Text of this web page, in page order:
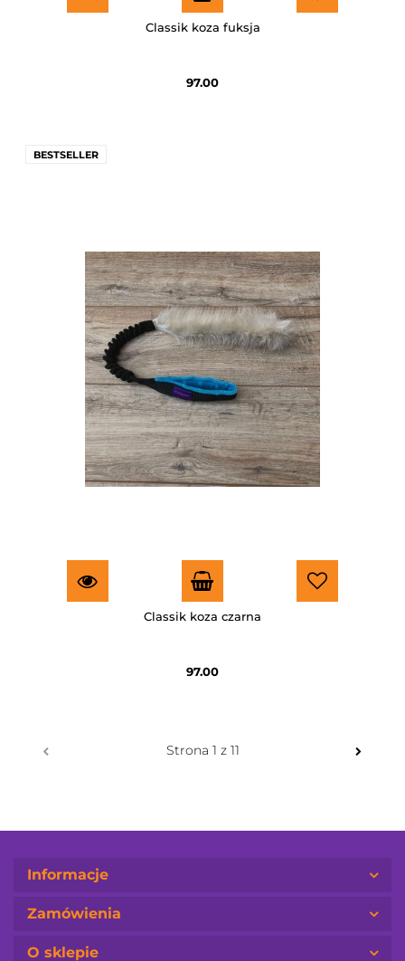
Classik koza fuksja
97.00
BESTSELLER
Classik koza czarna
97.00
Informacje
Zamówienia
O sklepie